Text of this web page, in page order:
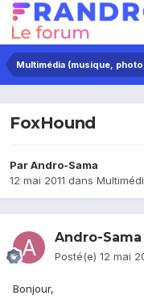
Multimédia (musique,
FoxHound
ParAndro-Sama
12 mai 2011 dans
Andro-Sama
Posté(e) 12 mai
Bonjour,